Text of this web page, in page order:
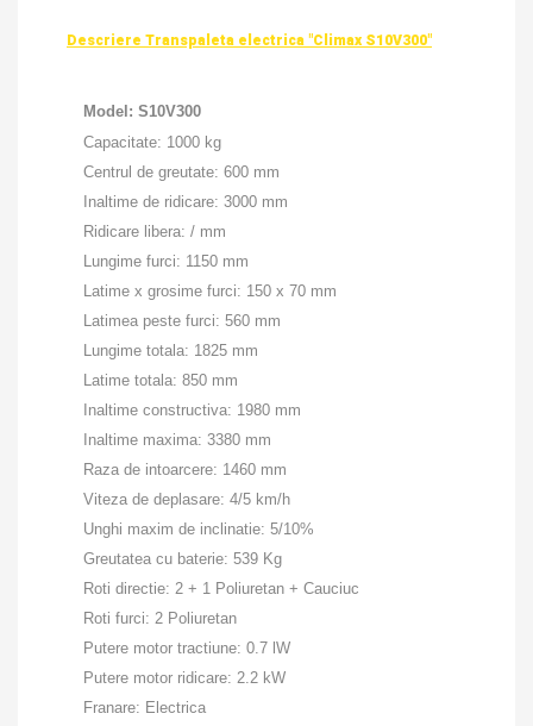
Descriere Transpaleta electrica "Climax S10V300"
Model: S10V300
Capacitate: 1000 kg
Centrul de greutate: 600 mm
Inaltime de ridicare: 3000 mm
Ridicare libera: / mm
Lungime furci: 1150 mm
Latime x grosime furci: 150 x 70 mm
Latimea peste furci: 560 mm
Lungime totala: 1825 mm
Latime totala: 850 mm
Inaltime constructiva: 1980 mm
Inaltime maxima: 3380 mm
Raza de intoarcere: 1460 mm
Viteza de deplasare: 4/5 km/h
Unghi maxim de inclinatie: 5/10%
Greutatea cu baterie: 539 Kg
Roti directie: 2 + 1 Poliuretan + Cauciuc
Roti furci: 2 Poliuretan
Putere motor tractiune: 0.7 lW
Putere motor ridicare: 2.2 kW
Franare: Electrica